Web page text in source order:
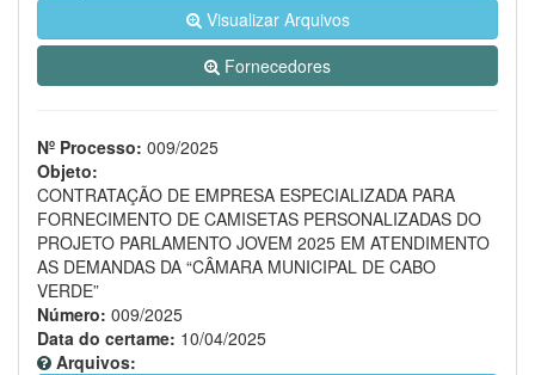
Visualizar Arquivos
Fornecedores
Nº Processo: 009/2025
Objeto:
CONTRATAÇÃO DE EMPRESA ESPECIALIZADA PARA
FORNECIMENTO DE CAMISETAS PERSONALIZADAS DO
PROJETO PARLAMENTO JOVEM 2025 EM ATENDIMENTO
AS DEMANDAS DA “CÂMARA MUNICIPAL DE CABO
VERDE”
Número: 009/2025
Data do certame: 10/04/2025
Arquivos: